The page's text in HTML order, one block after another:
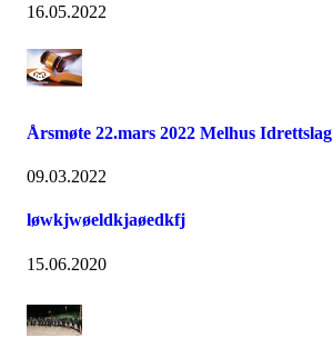
16.05.2022
Årsmøte 22.mars 2022 Melhus Idrettslag
09.03.2022
løwkjwøeldkjaøedkfj
15.06.2020